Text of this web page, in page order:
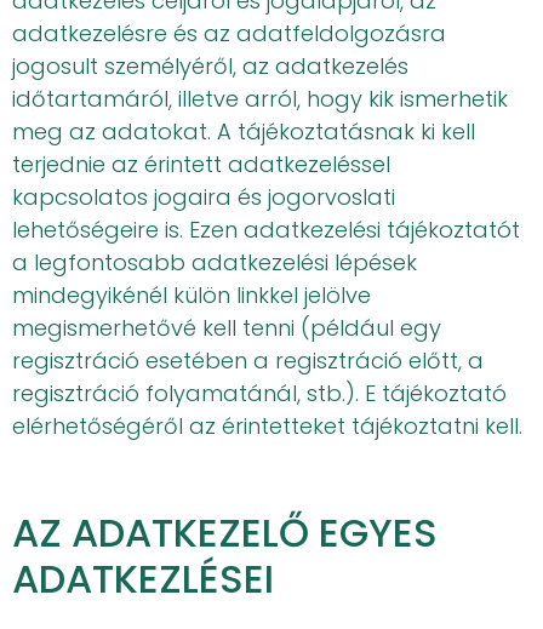
adatkezelésre és az adatfeldolgozásra
jogosult személyéről, az adatkezelés
időtartamáról, illetve arról, hogy kik ismerhetik
meg az adatokat. A tájékoztatásnak ki kell
terjednie az érintett adatkezeléssel
kapcsolatos jogaira és jogorvoslati
lehetőségeire is. Ezen adatkezelési tájékoztatót
a legfontosabb adatkezelési lépések
mindegyikénél külön linkkel jelölve
megismerhetővé kell tenni (például egy
regisztráció esetében a regisztráció előtt, a
regisztráció folyamatánál, stb.). E tájékoztató
elérhetőségéről az érintetteket tájékoztatni kell.
AZ ADATKEZELŐ EGYES
ADATKEZLÉSEI